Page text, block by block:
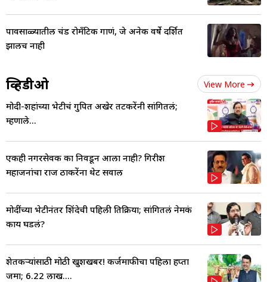
पावसाळ्यातील प्रचंड रोमँटिक गाणं, जे अनेक वर्षे प्रदर्शित
झालच नाही
व्हिडीओ View More
मोदी-शहांच्या भेटीचं गुपित अखेर तटकरेंनी सांगितलं;
म्हणाले...
एकही नगरसेवक का निवडून आला नाही? गिरीश
महाजनांचा राज ठाकरेंना थेट सवाल
मोदींच्या भेटीनंतर शिंदेची पहिली प्रतिक्रिया; सांगितलं नेमकं
काय घडलं?
शेतकऱ्यांसाठी मोठी खुशखबर! कर्जमाफीचा पहिला हप्ता
जमा; 6.22 लाख....